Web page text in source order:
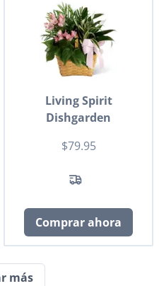
Living Spirit
Dishgarden
$79.95
Comprar ahora
más